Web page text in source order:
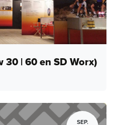
30 | 60 en SD Worx)
SEP.